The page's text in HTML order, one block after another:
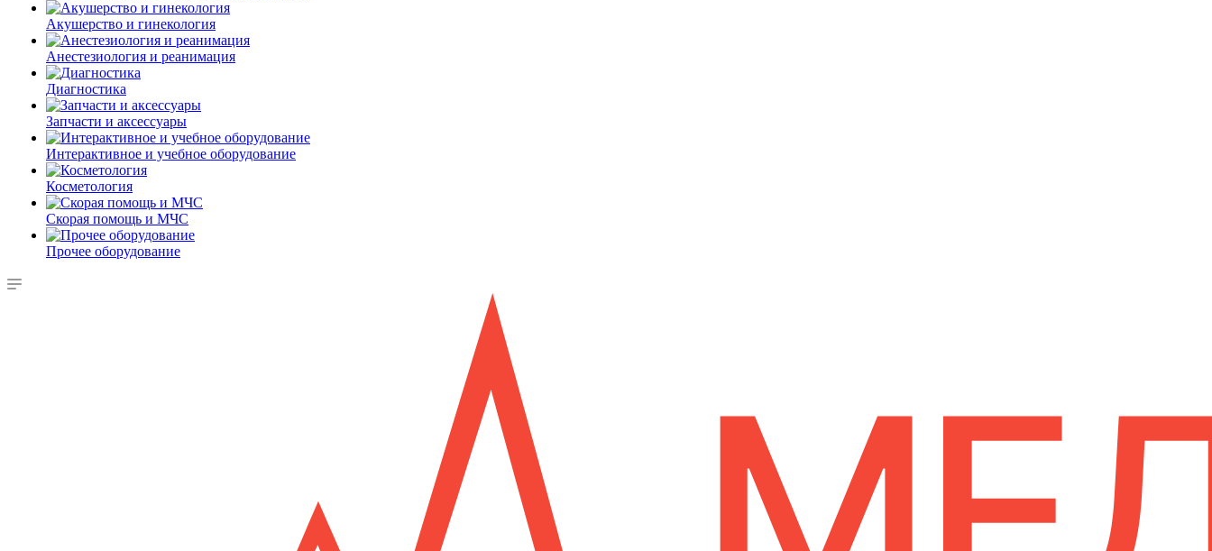
Акушерство и гинекология
Анестезиология и реанимация
Диагностика
Запчасти и аксессуары
Интерактивное и учебное оборудование
Косметология
Скорая помощь и МЧС
Прочее оборудование